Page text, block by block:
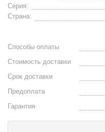
Серия:
Страна:
Способы оплаты
Стоимость доставки
Срок доставки
Предоплата
Гарантия